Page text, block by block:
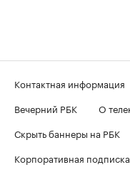
Контактная информация
Вечерний РБК
О
Скрыть баннеры на РБК
Корпоративная подписка